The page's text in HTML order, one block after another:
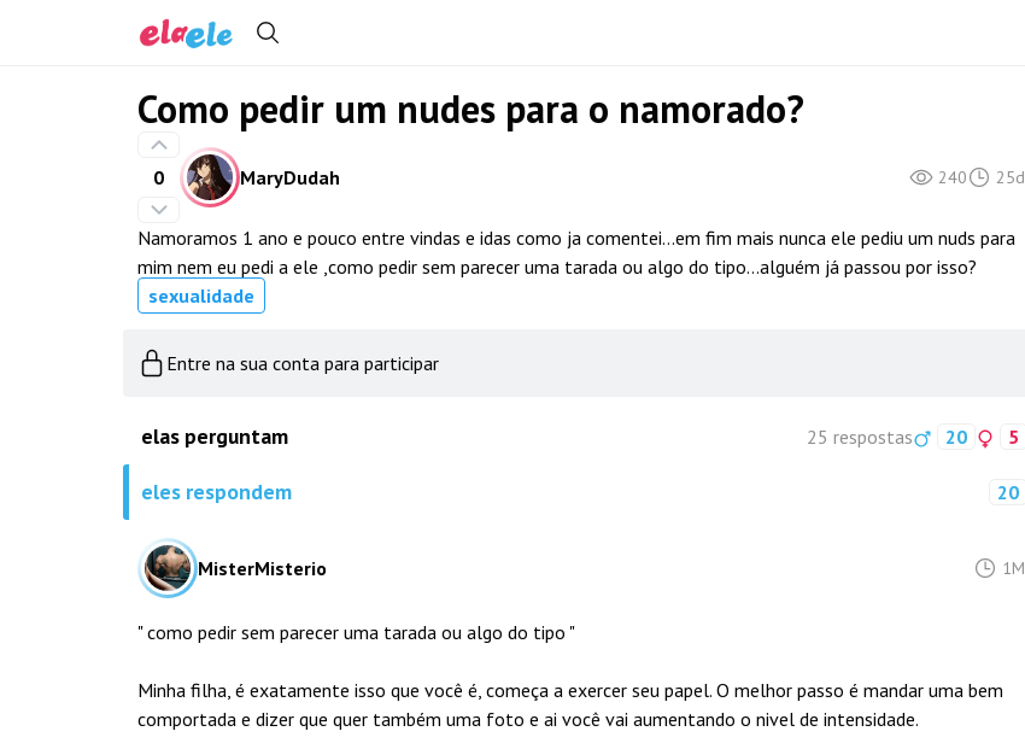
Como pedir um nudes para o namorado?
0 MaryDudah 240 25d
Namoramos 1 ano e pouco entre vindas e idas como ja comentei...em fim mais nunca ele pediu um nuds para
mim nem eu pedi a ele ,como pedir sem parecer uma tarada ou algo do tipo...alguém já passou por isso?
sexualidade
Entre na sua conta para participar
elas perguntam 25 respostas 20 5
eles respondem 20
MisterMisterio 1M
" como pedir sem parecer uma tarada ou algo do tipo "
Minha filha, é exatamente isso que você é, começa a exercer seu papel. O melhor passo é mandar uma bem
comportada e dizer que quer também uma foto e ai você vai aumentando o nivel de intensidade.